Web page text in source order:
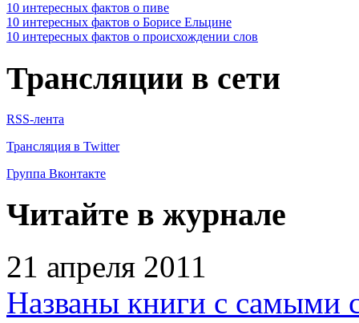
10 интересных фактов о пиве
10 интересных фактов о Борисе Ельцине
10 интересных фактов о происхождении слов
Трансляции в сети
RSS-лента
Трансляция в Twitter
Группа Вконтакте
Читайте в журнале
21 апреля 2011
Названы книги с самыми